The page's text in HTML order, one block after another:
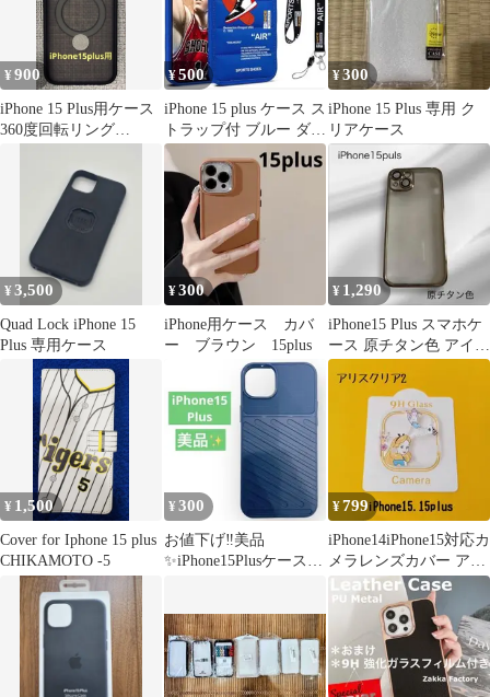
¥900
iPhone 15 Plus用ケース
360度回転リング
¥500
iPhone 15 plus ケース ス
トラップ付 ブルー ダウ
ンジャケット風
¥300
iPhone 15 Plus 専用 ク
リアケース
¥3,500
Quad Lock iPhone 15
Plus 専用ケース
¥300
iPhone用ケース カバ
ー ブラウン 15plus
¥ 1,290
iPhone15 Plus スマホケ
ース 原チタン色 アイフ
ォンケース
¥ 1,500
Cover for Iphone 15 plus
CHIKAMOTO -5
¥ 300
お値下げ‼️美品
✨iPhone15Plusケース
¥799
iPhone14iPhone15対応カ
メラレンズカバー アリ
スクリア2